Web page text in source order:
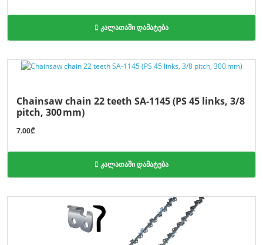
კალათაში დამატება
Chainsaw chain 22 teeth SA-1145 (PS 45 links, 3/8
pitch, 300 mm)
7.00₾
კალათაში დამატება